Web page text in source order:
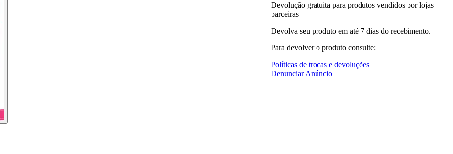
Devolução gratuita para produtos vendidos por lojas
parceiras
Devolva seu produto em até 7 dias do recebimento.
Para devolver o produto consulte:
Políticas de trocas e devoluções
Denunciar Anúncio